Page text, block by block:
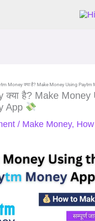
Money क्या है? Make Money Using Paytm
क्या है? Make Money
App
/ Make Money,